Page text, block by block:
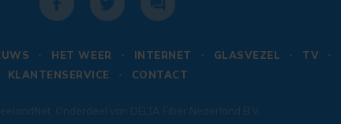
HET WEER INTERNET GLASVEZEL TV
KLANTENSERVICE
CONTACT
. Onderdeel van DELTA Fiber Nederland B.V.